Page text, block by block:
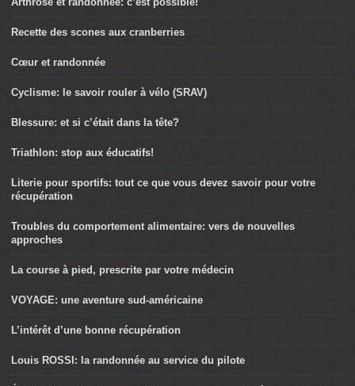
Recette des scones aux cranberries
Cœur et randonnée
Cyclisme: le savoir rouler à vélo (SRAV)
Blessure: et si c’était dans la tête?
Triathlon: stop aux éducatifs!
Literie pour sportifs: tout ce que vous devez savoir pour votre
récupération
Troubles du comportement alimentaire: vers de nouvelles
approches
La course à pied, prescrite par votre médecin
VOYAGE: une aventure sud-américaine
L’intérêt d’une bonne récupération
Louis ROSSI: la randonnée au service du pilote